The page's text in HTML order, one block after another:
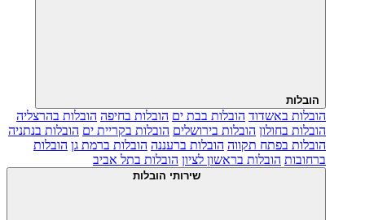
הובלות
הובלות באשדוד הובלות בבת ים הובלות בחיפה הובלות בהרצליה
הובלות בחולון הובלות בירושלים הובלות בקריית ים הובלות בנתניה
הובלות בפתח תקווה הובלות ברעננה הובלות ברמת גן הובלות
ברחובות הובלות בראשון לציון הובלות בתל אביב
שירותי הובלות